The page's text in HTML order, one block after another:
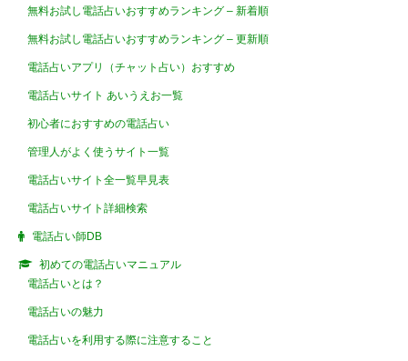
無料お試し電話占いおすすめランキング – 新着順
無料お試し電話占いおすすめランキング – 更新順
電話占いアプリ（チャット占い）おすすめ
電話占いサイト あいうえお一覧
初心者におすすめの電話占い
管理人がよく使うサイト一覧
電話占いサイト全一覧早見表
電話占いサイト詳細検索
電話占い師DB
初めての電話占いマニュアル
電話占いとは？
電話占いの魅力
電話占いを利用する際に注意すること